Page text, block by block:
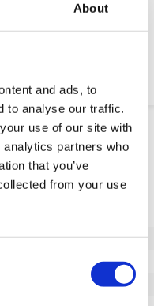
About
and ads, to
to analyse our traffic.
use of our site with
partners who
that you’ve
from your use